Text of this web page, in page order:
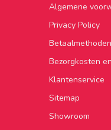
Algemene
Privacy Policy
Betaalmethoden
Bezorgkosten
Klantenservice
Sitemap
Showroom